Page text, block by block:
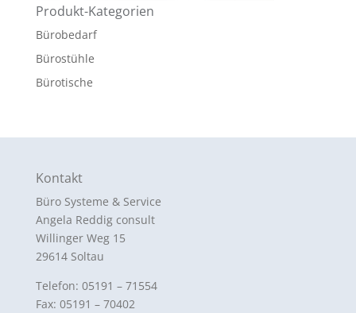
Produkt-Kategorien
Bürobedarf
Bürostühle
Bürotische
Kontakt
Büro Systeme & Service
Angela Reddig consult
Willinger Weg 15
29614 Soltau
Telefon: 05191 – 71554
Fax: 05191 – 70402